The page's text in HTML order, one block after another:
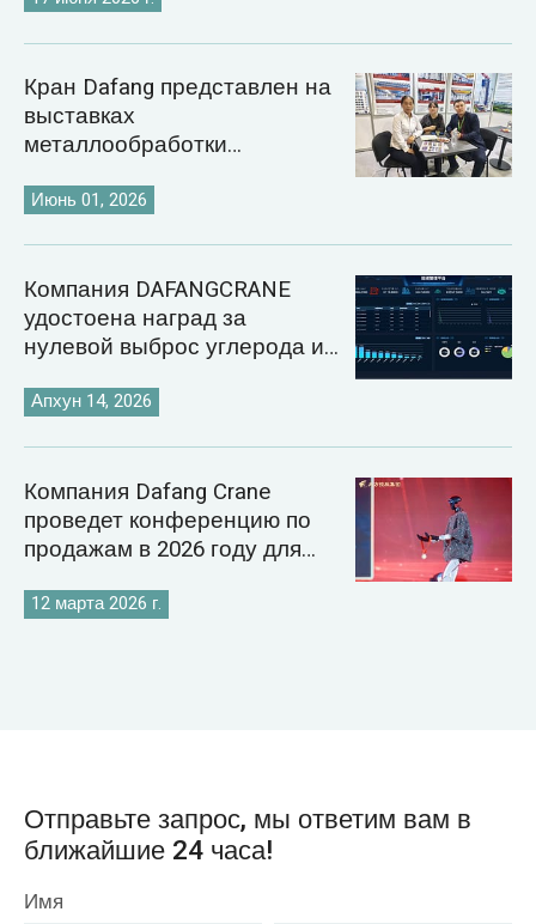
Кран Dafang представлен на
выставках
металлообработки
2026 года.
Июнь 01, 2026
Компания DAFANGCRANE
удостоена наград за
нулевой выброс углерода и
технологий в энергетику.
Апхун 14, 2026
Компания Dafang Crane
проведет конференцию по
продажам в 2026 году для
на мировом рынке кранов.
12 марта 2026 г.
Отправьте запрос, мы ответим вам в
ближайшие 24 часа!
Имя